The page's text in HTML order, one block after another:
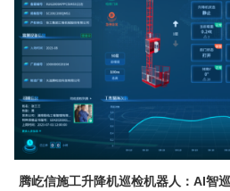
腾屹信施工升降机巡检机器人：AI智